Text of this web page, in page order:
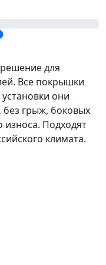
для
Все покрышки
они
без грыж, боковых
Подходят
климата.